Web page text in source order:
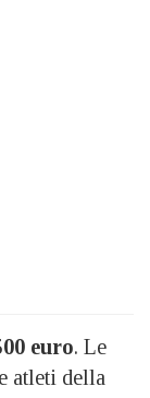
euro. Le
atleti della